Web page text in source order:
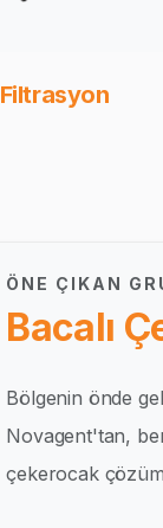
Filtrasyon
ÖNE ÇIKAN
Bacalı
Bölgenin önde
Novagent'tan,
çekerocak